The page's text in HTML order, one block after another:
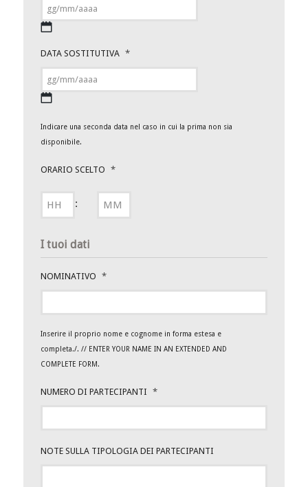
slash
slash
AAAA
DATA SOSTITUTIVA *
slash
MM
AAAA
Indicare una seconda data nel caso in cui la prima non sia
disponibile.
ORARIO SCELTO *
:
ORE MINUTI
I tuoi dati
NOMINATIVO *
Inserire il proprio nome e cognome in forma estesa e
completa./. // ENTER YOUR NAME IN AN EXTENDED AND
COMPLETE FORM.
NUMERO DI PARTECIPANTI *
NOTE SULLA TIPOLOGIA DEI PARTECIPANTI